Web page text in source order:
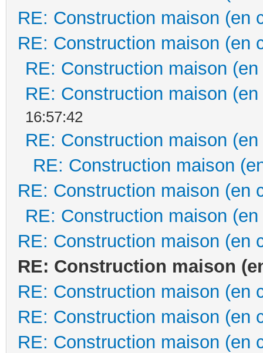
RE: Construction maison (en
RE: Construction maison (en
RE: Construction maison
RE: Construction maison
16:57:42
RE: Construction maison
RE: Construction maison
RE: Construction maison (en
RE: Construction maison
RE: Construction maison (en
RE: Construction maison
RE: Construction maison (en
RE: Construction maison (en
RE: Construction maison (en